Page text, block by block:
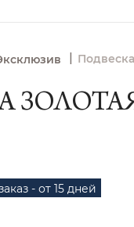
- от 15 дней